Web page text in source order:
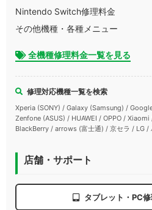
Nintendo Switch修理料金
その他機種・各種メニュー
全機種修理料金一覧を見る
修理対応機種一覧を検索
Xperia (SONY) / Galaxy (Samsung) /
Zenfone (ASUS) / HUAWEI / OPPO /
BlackBerry / arrows (富士通) / 京セラ / LG
店舗・サポート
タブレット・PC